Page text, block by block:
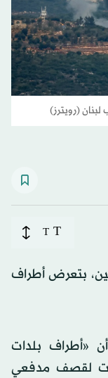
(رويترز)
T
T
بتعرض أطراف
«أطراف بلدات
لقصف مدفعي